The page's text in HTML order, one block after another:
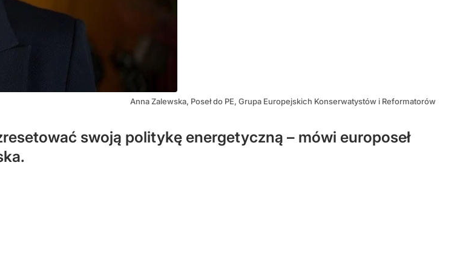
Anna Zalewska, Poseł do PE, Grupa Europejskich Konserwatystów i Reformatorów
swoją politykę energetyczną – mówi europoseł